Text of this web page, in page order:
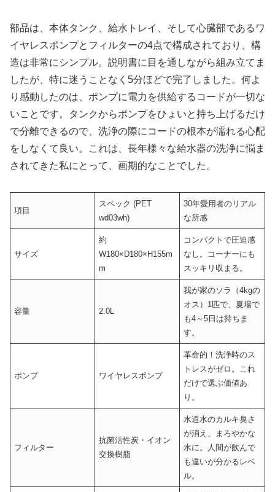
部品は、本体タンク、給水トレイ、そして心臓部であるワ
イヤレスポンプとフィルターの4点で構成されており、構
造は非常にシンプル。説明書に目を通しながら組み立てま
したが、特に迷うことなく5分ほどで完了しました。何よ
り感動したのは、ポンプに電力を供給するコードが一切な
いことです。タンクからポンプをひょいと持ち上げるだけ
で分離できるので、洗浄の際にコードの根本が濡れる心配
をしなくて良い。これは、長年様々な給水器の洗浄に悩ま
されてきた私にとって、画期的なことでした。
項目
スペック (PET
wd03wh)
30年愛用者のリアル
な所感
サイズ
約
W180×D180×H155m
m
コンパクトで圧迫感
なし。コーナーにも
スッキリ収まる。
容量 2.0L
我が家のソラ（4kgの
オス）1匹で、夏場で
も4～5日は持ちま
す。
ポンプ ワイヤレスポンプ
革命的！洗浄時のス
トレスがゼロ。これ
だけで選ぶ価値あ
り。
フィルター
抗菌活性炭・イオン
交換樹脂
水道水のカルキ臭さ
が消え、まろやかな
水に。人間が飲んで
も違いが分かるレベ
ル。